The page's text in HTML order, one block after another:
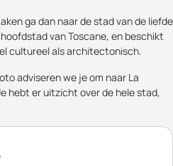
ga dan naar de stad van de liefde
van Toscane, en beschikt
cultureel als architectonisch.
adviseren we je om naar La
hebt er uitzicht over de hele stad,